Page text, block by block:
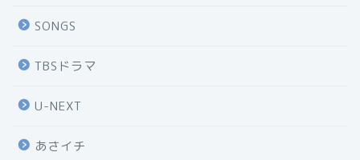
SONGS
TBSドラマ
U-NEXT
あさイチ